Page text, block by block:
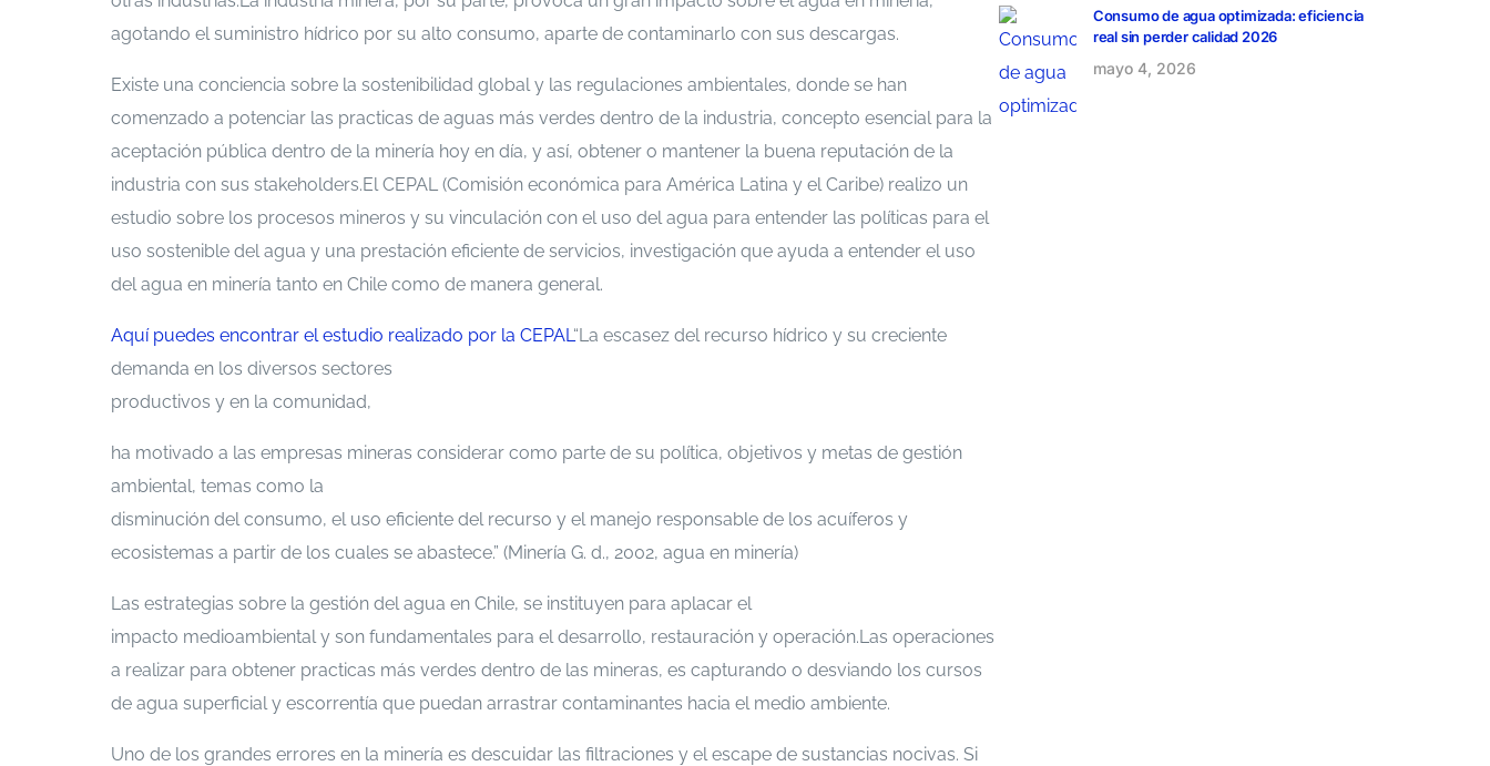
agotando el suministro hídrico por su alto consumo, aparte de contaminarlo con sus descargas.
Existe una conciencia sobre la sostenibilidad global y las regulaciones ambientales, donde se han
comenzado a potenciar las practicas de aguas más verdes dentro de la industria, concepto esencial para la
aceptación pública dentro de la minería hoy en día, y así, obtener o mantener la buena reputación de la
industria con sus stakeholders.El CEPAL (Comisión económica para América Latina y el Caribe) realizo un
estudio sobre los procesos mineros y su vinculación con el uso del agua para entender las políticas para el
uso sostenible del agua y una prestación eficiente de servicios, investigación que ayuda a entender el uso
del agua en minería tanto en Chile como de manera general.
Aquí puedes encontrar el estudio realizado por la CEPAL “La escasez del recurso hídrico y su creciente
demanda en los diversos sectores
productivos y en la comunidad,
ha motivado a las empresas mineras considerar como parte de su política, objetivos y metas de gestión
ambiental, temas como la
disminución del consumo, el uso eficiente del recurso y el manejo responsable de los acuíferos y
ecosistemas a partir de los cuales se abastece.” (Minería G. d., 2002, agua en minería)
Las estrategias sobre la gestión del agua en Chile, se instituyen para aplacar el
impacto medioambiental y son fundamentales para el desarrollo, restauración y operación.Las operaciones
a realizar para obtener practicas más verdes dentro de las mineras, es capturando o desviando los cursos
de agua superficial y escorrentía que puedan arrastrar contaminantes hacia el medio ambiente.
Uno de los grandes errores en la minería es descuidar las filtraciones y el escape de sustancias nocivas. Si
Consumo de agua optimizada: eficiencia
real sin perder calidad 2026
mayo 4, 2026